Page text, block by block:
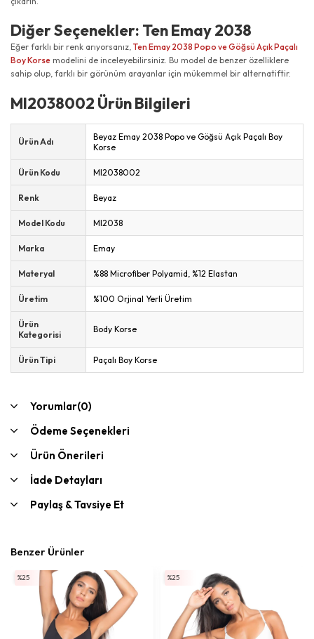
Diğer Seçenekler: Ten Emay 2038
Eğer farklı bir renk arıyorsanız, Ten Emay 2038 Popo ve Göğsü Açık Paçalı
Boy Korse modelini de inceleyebilirsiniz. Bu model de benzer özelliklere
sahip olup, farklı bir görünüm arayanlar için mükemmel bir alternatiftir.
MI2038002 Ürün Bilgileri
Ürün Adı
Beyaz Emay 2038 Popo ve Göğsü Açık Paçalı Boy
Korse
Ürün Kodu MI2038002
Renk Beyaz
Model Kodu MI2038
Marka Emay
Materyal %88 Microfiber Polyamid, %12 Elastan
Üretim %100 Orjinal Yerli Üretim
Ürün
Kategorisi
Body Korse
Ürün Tipi Paçalı Boy Korse
Yorumlar(0)
Ödeme Seçenekleri
Ürün Önerileri
İade Detayları
Paylaş & Tavsiye Et
Benzer Ürünler
%25 %25